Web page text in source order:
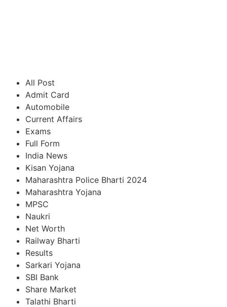
All Post
Admit Card
Automobile
Current Affairs
Exams
Full Form
India News
Kisan Yojana
Maharashtra Police Bharti 2024
Maharashtra Yojana
MPSC
Naukri
Net Worth
Railway Bharti
Results
Sarkari Yojana
SBI Bank
Share Market
Talathi Bharti